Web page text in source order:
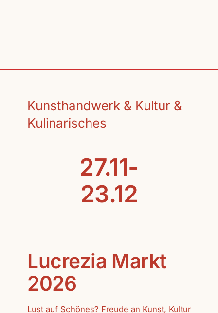
Kunsthandwerk & Kultur &
Kulinarisches
27.11-
23.12
Lucrezia Markt
2026
Lust auf Schönes? Freude an Kunst, Kultur